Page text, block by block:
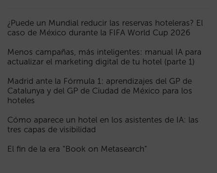
¿Puede un Mundial reducir las reservas hoteleras? El
caso de México durante la FIFA World Cup 2026
Menos campañas, más inteligentes: manual IA para
actualizar el marketing digital de tu hotel (parte 1)
Madrid ante la Fórmula 1: aprendizajes del GP de
Catalunya y del GP de Ciudad de México para los
hoteles
Cómo aparece un hotel en los asistentes de IA: las
tres capas de visibilidad
El fin de la era “Book on Metasearch”